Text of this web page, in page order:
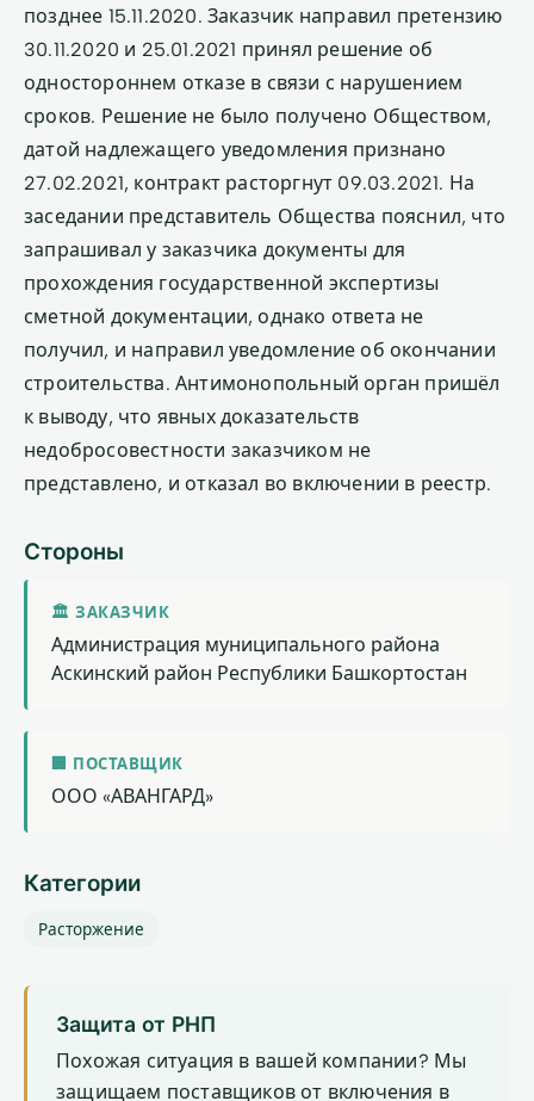
позднее 15.11.2020. Заказчик направил претензию
30.11.2020 и 25.01.2021 принял решение об
одностороннем отказе в связи с нарушением
сроков. Решение не было получено Обществом,
датой надлежащего уведомления признано
27.02.2021, контракт расторгнут 09.03.2021. На
заседании представитель Общества пояснил, что
запрашивал у заказчика документы для
прохождения государственной экспертизы
сметной документации, однако ответа не
получил, и направил уведомление об окончании
строительства. Антимонопольный орган пришёл
к выводу, что явных доказательств
недобросовестности заказчиком не
представлено, и отказал во включении в реестр.
Стороны
🏛 ЗАКАЗЧИК
Администрация муниципального района
Аскинский район Республики Башкортостан
🏢 ПОСТАВЩИК
ООО «АВАНГАРД»
Категории
Расторжение
Защита от РНП
Похожая ситуация в вашей компании? Мы
защищаем поставщиков от включения в